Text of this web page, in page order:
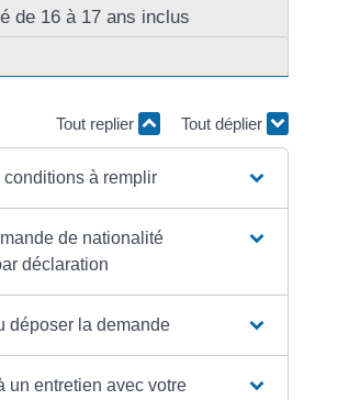
de 16 à 17 ans inclus
Tout replier Tout déplier
à remplir
de nationalité
déclaration
déposer la demande
un entretien avec votre